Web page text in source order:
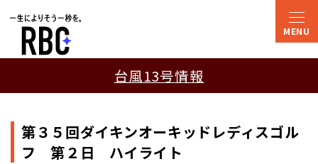
台風13号情報
第３５回ダイキンオーキッドレディスゴル
フ 第２日 ハイライト